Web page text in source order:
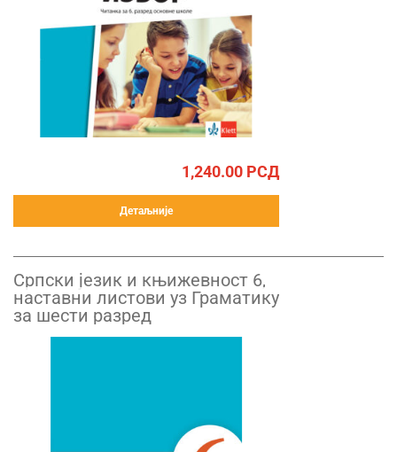
1,240.00 РСД
Детаљније
Српски језик и књижевност 6,
наставни листови уз Граматику
за шести разред